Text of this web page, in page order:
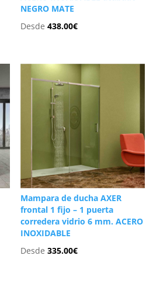
NEGRO MATE
Desde 438.00€
Mampara de ducha AXER
frontal 1 fijo – 1 puerta
corredera vidrio 6 mm. ACERO
INOXIDABLE
Desde 335.00€